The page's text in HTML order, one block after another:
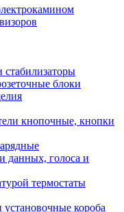
стабилизаторы
блоки
кнопочные, кнопки
данных, голоса и
термостаты
короба